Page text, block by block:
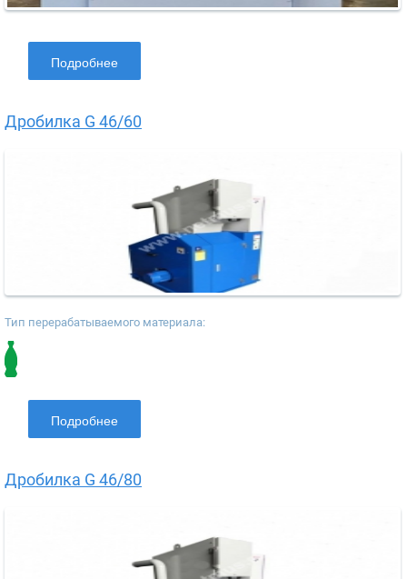
Подробнее
Дробилка G 46/60
Тип перерабатываемого материала:
Подробнее
Дробилка G 46/80